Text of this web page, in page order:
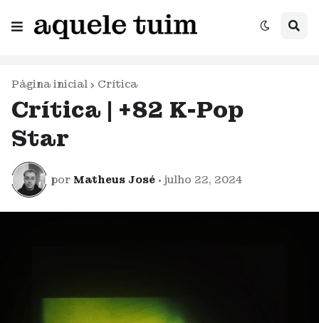
Página inicial Crítica
Crítica | +82 K-Pop
Star
por Matheus José • julho 22, 2024